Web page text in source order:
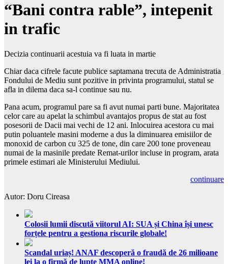
“Bani contra rable”, intepenit
in trafic
Decizia continuarii acestuia va fi luata in martie
Chiar daca cifrele facute publice saptamana trecuta de Administratia
Fondului de Mediu sunt pozitive in privinta programului, statul se
afla in dilema daca sa-l continue sau nu.
Pana acum, programul pare sa fi avut numai parti bune. Majoritatea
celor care au apelat la schimbul avantajos propus de stat au fost
posesorii de Dacii mai vechi de 12 ani. Inlocuirea acestora cu mai
putin poluantele masini moderne a dus la diminuarea emisiilor de
monoxid de carbon cu 325 de tone, din care 200 tone proveneau
numai de la masinile predate Remat-urilor incluse in program, arata
primele estimari ale Ministerului Mediului.
continuare
Autor: Doru Cireasa
Colosii lumii discută viitorul AI: SUA și China își unesc
forțele pentru a gestiona riscurile globale!
Scandal uriaș! ANAF descoperă o fraudă de 26 milioane
lei la o firmă de lupte MMA online!